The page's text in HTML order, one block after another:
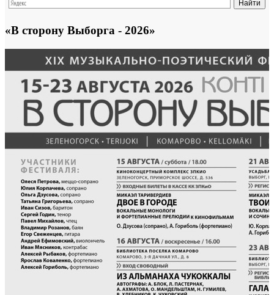
«В сторону Выборга - 2026»